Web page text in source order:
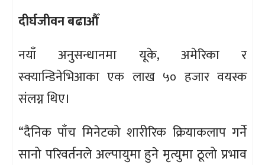
दीर्घजीवन बढाऔँ
नयाँ अनुसन्धानमा यूके, अमेरिका र
स्क्यान्डिनेभिआका एक लाख ५० हजार वयस्क
संलग्न थिए।
“दैनिक पाँच मिनेटको शारीरिक क्रियाकलाप गर्ने
सानो परिवर्तनले अल्पायुमा हुने मृत्युमा ठूलो प्रभाव